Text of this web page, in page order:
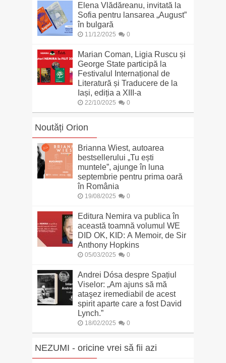
Elena Vlădăreanu, invitată la
Sofia pentru lansarea „August”
în bulgară
11/12/2025 0
Marian Coman, Ligia Ruscu și
George State participă la
Festivalul Internațional de
Literatură și Traducere de la
Iași, ediția a XIII-a
22/10/2025 0
Noutăți Orion
Brianna Wiest, autoarea
bestsellerului „Tu ești
muntele”, ajunge în luna
septembrie pentru prima oară
în România
19/08/2025 0
Editura Nemira va publica în
această toamnă volumul WE
DID OK, KID: A Memoir, de Sir
Anthony Hopkins
05/03/2025 0
Andrei Dósa despre Spațiul
Viselor: „Am ajuns să mă
ataşez iremediabil de acest
spirit aparte care a fost David
Lynch.”
18/02/2025 0
NEZUMI - oricine vrei să fii azi